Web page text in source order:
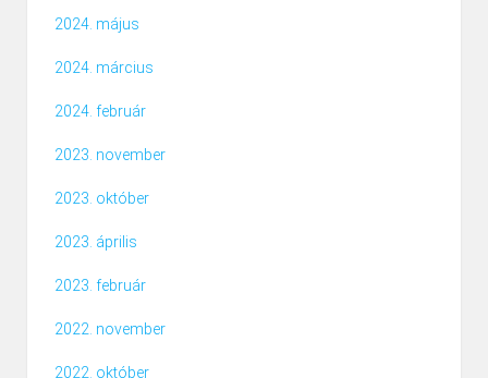
2024. május
2024. március
2024. február
2023. november
2023. október
2023. április
2023. február
2022. november
2022. október